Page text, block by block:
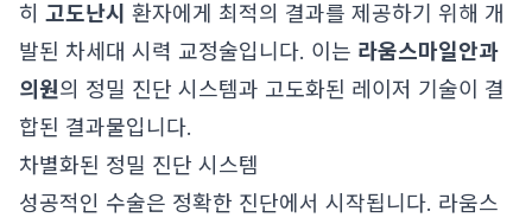
히 고도난시 환자에게 최적의 결과를 제공하기 위해 개
발된 차세대 시력 교정술입니다. 이는 라움스마일안과
의원의 정밀 진단 시스템과 고도화된 레이저 기술이 결
합된 결과물입니다.
차별화된 정밀 진단 시스템
성공적인 수술은 정확한 진단에서 시작됩니다. 라움스